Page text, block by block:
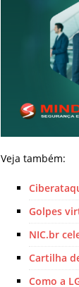
Veja também:
Golpes
NIC.br
Cartilha
Como a